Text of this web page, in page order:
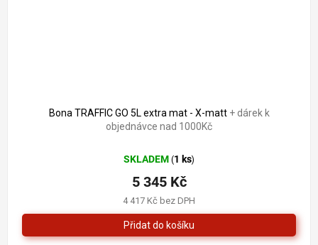
Bona TRAFFIC GO 5L extra mat - X-matt + dárek k
objednávce nad 1000Kč
SKLADEM (1 ks)
4 417 Kč bez DPH
5 345 Kč